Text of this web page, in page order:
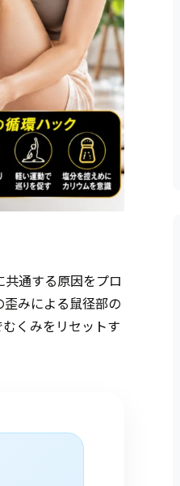
通する原因をプロ
みによる鼠径部の
くみをリセットす